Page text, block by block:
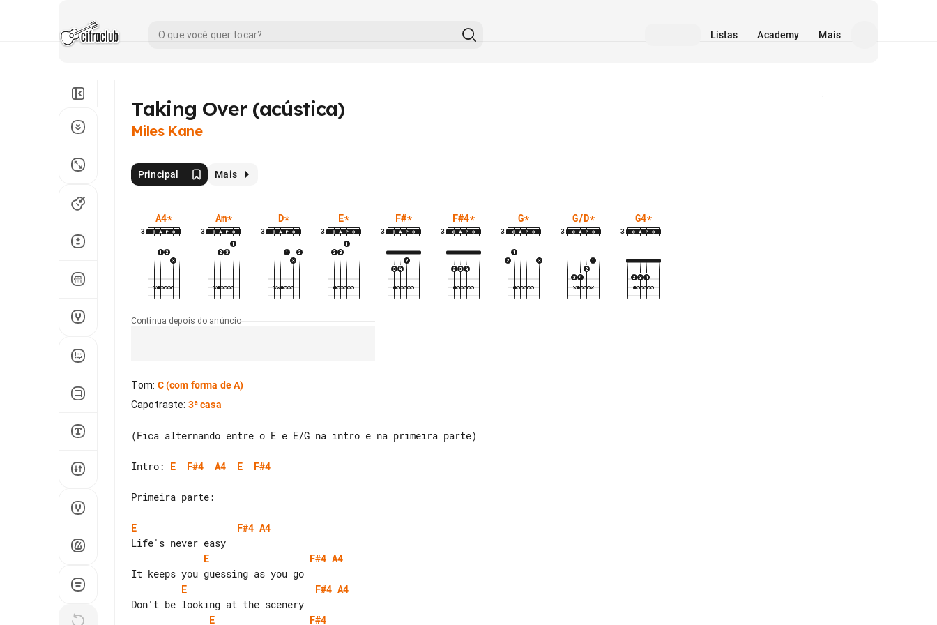
Listas Academy Mais
Taking Over (acústica)
Miles Kane
Principal Mais
A4*
3
Am*
3
D*
3
E*
3
F#*
3
F#4*
3
G*
3
G/D*
3
G4*
3
Continua depois do anúncio
Tom: C(com forma de A)
Capotraste: 3ª casa
(Fica alternando entre o E e E/G na intro e na primeira parte)
Intro: E F#4 A4 E F#4
Primeira parte:
E F#4 A4
E
F#4 A4
E
F#4 A4
E
F#4